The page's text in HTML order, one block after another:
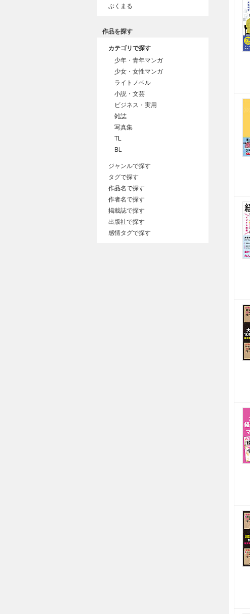
ぶくまる
作品を探す
カテゴリで探す
少年・青年マンガ
少女・女性マンガ
ライトノベル
小説・文芸
ビジネス・実用
雑誌
写真集
TL
BL
ジャンルで探す
タグで探す
作品名で探す
作者名で探す
掲載誌で探す
出版社で探す
感情タグで探す